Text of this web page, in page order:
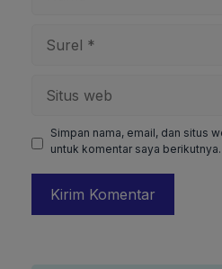
web
Simpan nama, email, dan situs
untuk komentar saya berikutnya.